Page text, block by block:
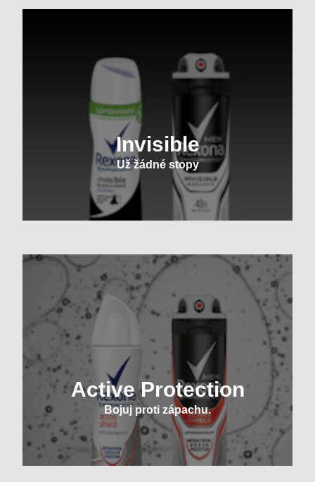
Invisible
Už žádné stopy
Active Protection
Bojuj proti zápachu.